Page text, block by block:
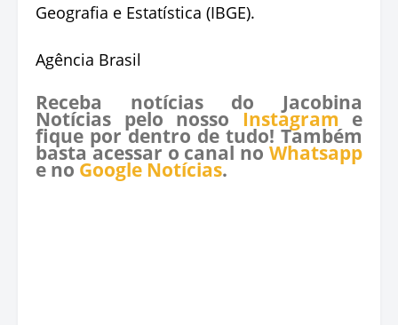
Geografia e Estatística (IBGE).
Agência Brasil
Receba notícias do Jacobina
Notícias pelo nosso Instagram e
fique por dentro de tudo! Também
basta acessar o canal no Whatsapp
e no Google Notícias.